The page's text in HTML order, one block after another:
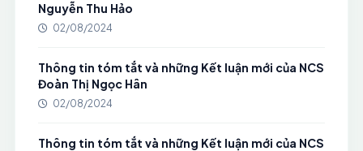
Nguyễn Thu Hảo
02/08/2024
Thông tin tóm tắt và những Kết luận mới của NCS
Đoàn Thị Ngọc Hân
02/08/2024
Thông tin tóm tắt và những Kết luận mới của NCS